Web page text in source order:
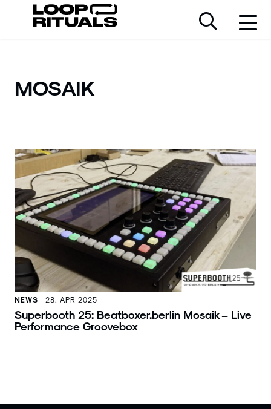
MOSAIK
NEWS 28. APR 2025
Superbooth 25: Beatboxer.berlin Mosaik – Live
Performance Groovebox